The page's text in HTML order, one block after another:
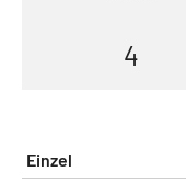
4
Einzel